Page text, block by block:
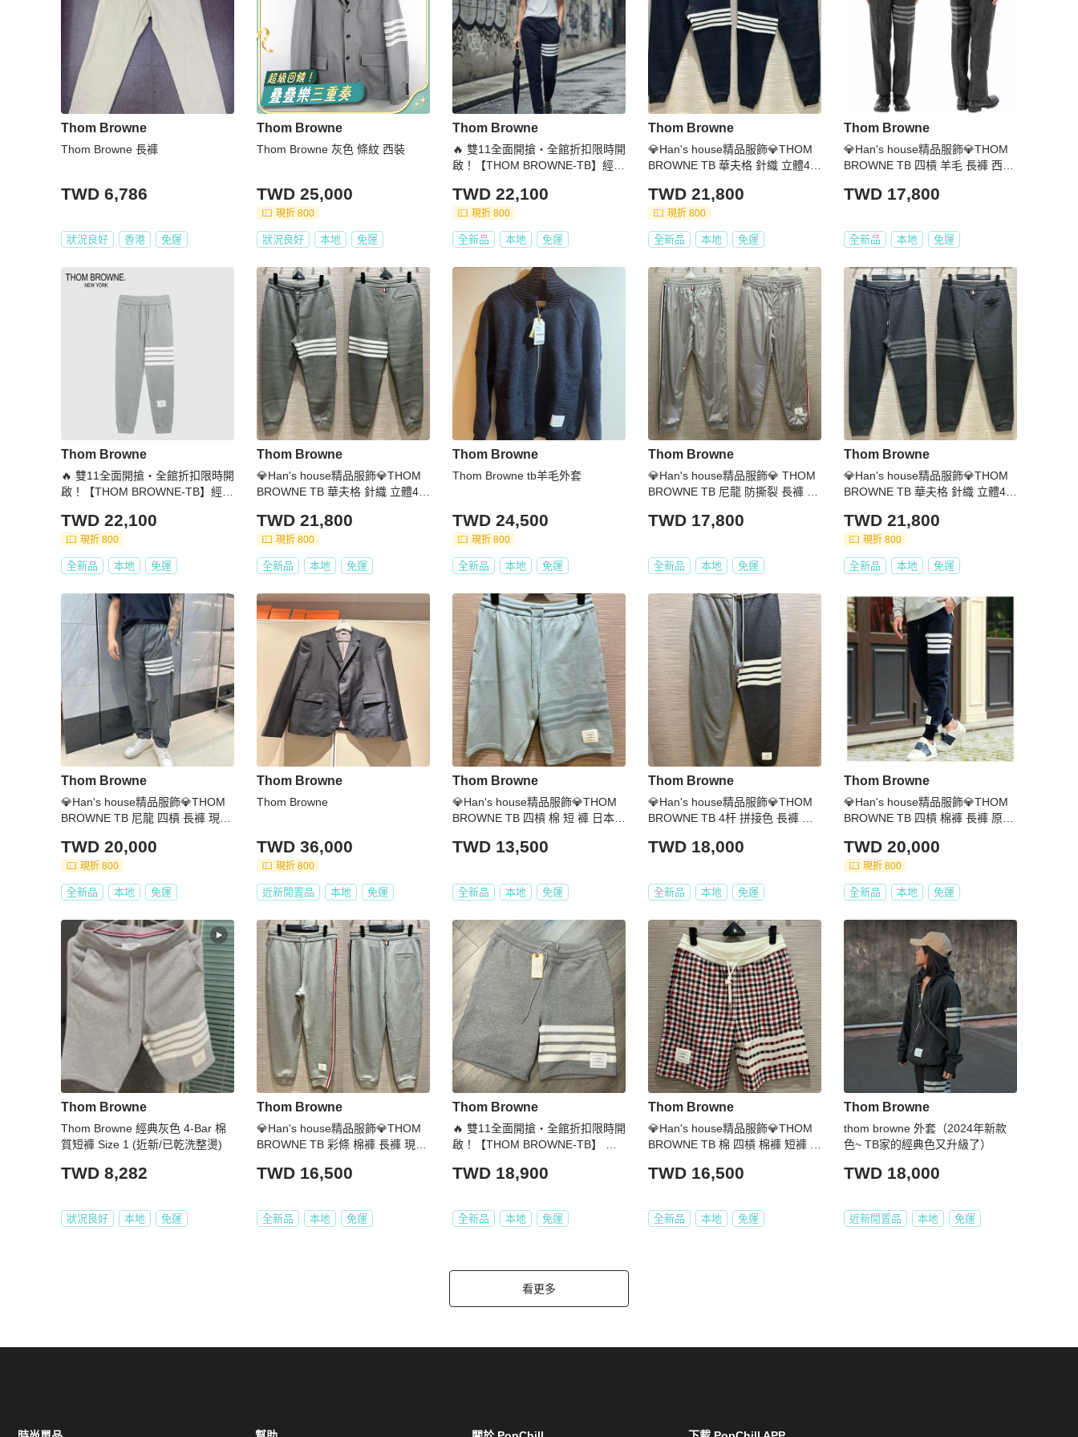
Thom Browne
Thom Browne 長褲
TWD 6,786
狀況良好 香港 免運
Thom Browne
Thom Browne 灰色 條紋 西裝
TWD 25,000
現折 800
狀況良好 本地 免運
Thom Browne
🔥 雙11全面開搶・全館折扣限時開
啟！【THOM BROWNE-TB】經典
TWD 22,100
現折 800
全新品 本地 免運
Thom Browne
💎Han's house精品服飾💎THOM
BROWNE TB 華夫格 針織 立體4杆
TWD 21,800
現折 800
全新品 本地 免運
Thom Browne
💎Han's house精品服飾💎THOM
BROWNE TB 四槓 羊毛 長褲 西裝
TWD 17,800
全新品 本地 免運
Thom Browne
🔥 雙11全面開搶・全館折扣限時開
啟！【THOM BROWNE-TB】經典
TWD 22,100
現折 800
全新品 本地 免運
Thom Browne
💎Han's house精品服飾💎THOM
BROWNE TB 華夫格 針織 立體4杆
TWD 21,800
現折 800
全新品 本地 免運
Thom Browne
Thom Browne tb羊毛外套
TWD 24,500
現折 800
全新品 本地 免運
Thom Browne
💎Han's house精品服飾💎 THOM
BROWNE TB 尼龍 防撕裂 長褲 現
TWD 17,800
全新品 本地 免運
Thom Browne
💎Han's house精品服飾💎THOM
BROWNE TB 華夫格 針織 立體4杆
TWD 21,800
現折 800
全新品 本地 免運
Thom Browne
💎Han's house精品服飾💎THOM
BROWNE TB 尼龍 四槓 長褲 現貨
TWD 20,000
現折 800
全新品 本地 免運
Thom Browne
Thom Browne
TWD 36,000
現折 800
近新閒置品 本地 免運
Thom Browne
💎Han's house精品服飾💎THOM
BROWNE TB 四槓 棉 短 褲 日本製
TWD 13,500
全新品 本地 免運
Thom Browne
💎Han's house精品服飾💎THOM
BROWNE TB 4杆 拼接色 長褲 日
TWD 18,000
全新品 本地 免運
Thom Browne
💎Han's house精品服飾💎THOM
BROWNE TB 四槓 棉褲 長褲 原價
TWD 20,000
現折 800
全新品 本地 免運
Thom Browne
Thom Browne 經典灰色 4-Bar 棉
質短褲 Size 1 (近新/已乾洗整燙)
TWD 8,282
狀況良好 本地 免運
Thom Browne
💎Han's house精品服飾💎THOM
BROWNE TB 彩條 棉褲 長褲 現貨
TWD 16,500
全新品 本地 免運
Thom Browne
🔥 雙11全面開搶・全館折扣限時開
啟！【THOM BROWNE-TB】 經
TWD 18,900
全新品 本地 免運
Thom Browne
💎Han's house精品服飾💎THOM
BROWNE TB 棉 四槓 棉褲 短褲 原
TWD 16,500
全新品 本地 免運
Thom Browne
thom browne 外套（2024年新款
色~ TB家的經典色又升級了）
TWD 18,000
近新閒置品 本地 免運
看更多